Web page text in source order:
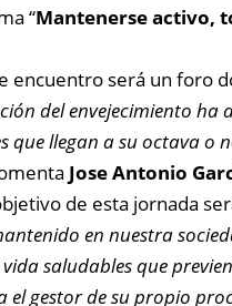
“Mantenerse activo,
encuentro será un foro
del envejecimiento
que llegan a su octava
Jose Antonio
de esta jornada
en nuestra
saludables que
el gestor de su propio